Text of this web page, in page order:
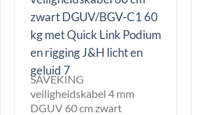
SAVEKING
veiligheidskabel 4 mm
DGUV 60 cm zwart